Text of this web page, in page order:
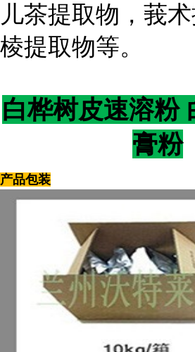
儿茶提取物，莪
棱提取物等。
白桦树皮速溶粉
膏粉
产品包装